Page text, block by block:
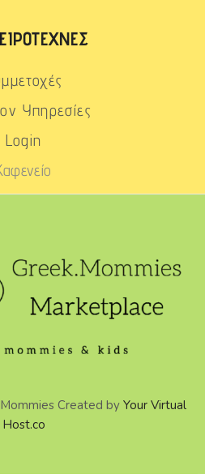
Υπηρεσίες
Login
Created by Your Virtual
Host.co